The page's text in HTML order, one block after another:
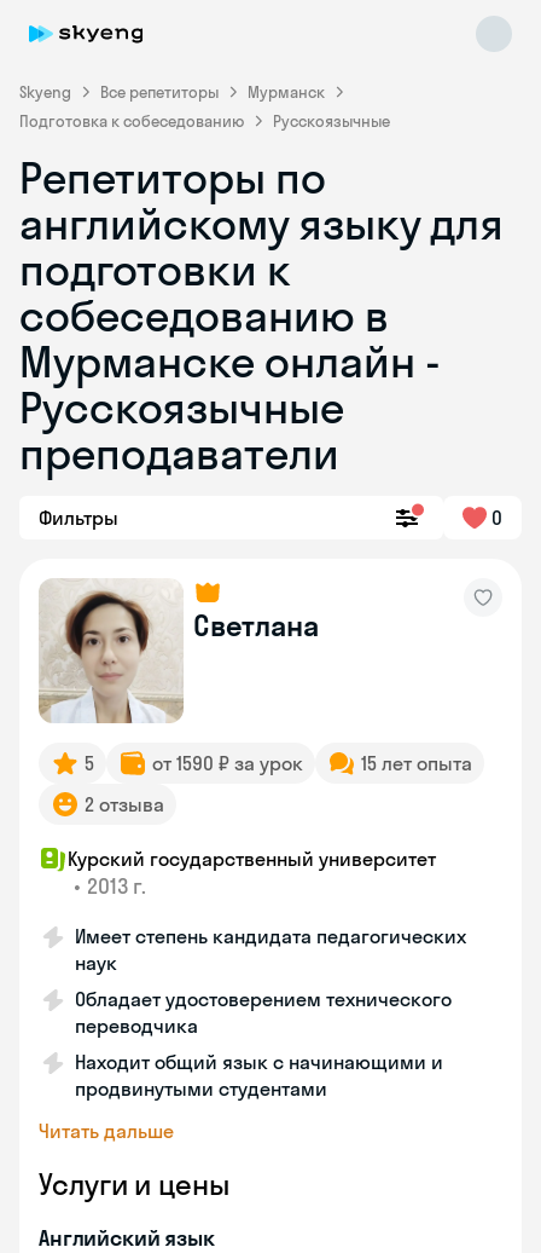
Skyeng Все репетиторы
Мурманск
Подготовка к собеседованию
Русскоязычные
Репетиторы по
английскому языку для
подготовки к
собеседованию в
Мурманске онлайн -
Русскоязычные
преподаватели
Фильтры 0
Светлана
5 от 1590 ₽ за урок
15 лет опыта
2 отзыва
Курский государственный университет
• 2013 г.
Имеет степень кандидата педагогических
наук
Обладает удостоверением технического
переводчика
Находит общий язык с начинающими и
продвинутыми студентами
Читать дальше
Услуги и цены
Английский язык
Skyeng Chat